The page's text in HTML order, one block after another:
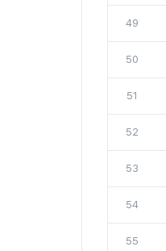
49
50
51
52
53
54
55